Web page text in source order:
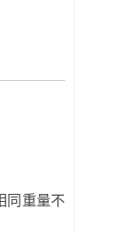
同重量不